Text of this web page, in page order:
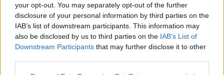
your opt-out. You may separately opt-out of the further
disclosure of your personal information by third parties on the
IAB’s list of downstream participants. This information may
also be disclosed by us to third parties on the IAB’s List of
Downstream Participants that may further disclose it to other
Nonsochisono: Tutti a correre 🚶🏻‍♀️‍➡️🚶🏻‍♀️‍➡️🚶🏻‍♀️‍➡️
1
3 Giugno alle ore 16:45
·Ti stimo· Rispondi